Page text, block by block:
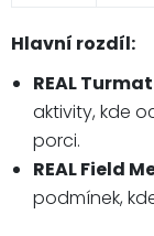
Hlavní rozdíl:
REAL Turmat
aktivity, kde
porci.
REAL Field
podmínek,